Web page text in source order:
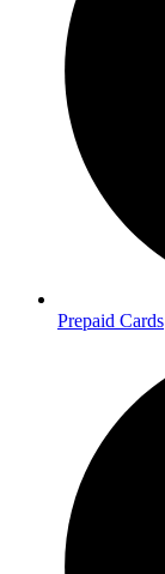
Prepaid Cards